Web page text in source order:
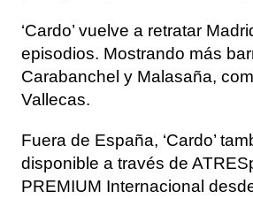
‘Cardo’ vuelve a retratar
episodios. Mostrando más
Carabanchel y Malasaña,
Vallecas.
Fuera de España, ‘Cardo’
disponible a través de
PREMIUM Internacional